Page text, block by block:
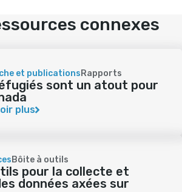
connexes
et publications Rapports
sont un atout pour
plus
Bôite à outils
pour la collecte et
données axées sur